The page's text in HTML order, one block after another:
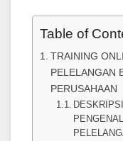
Table of
TRAINING
PELELANGAN
PERUSAHAAN